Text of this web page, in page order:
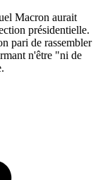
Macron aurait
présidentielle.
pari de rassembler
n'être "ni de